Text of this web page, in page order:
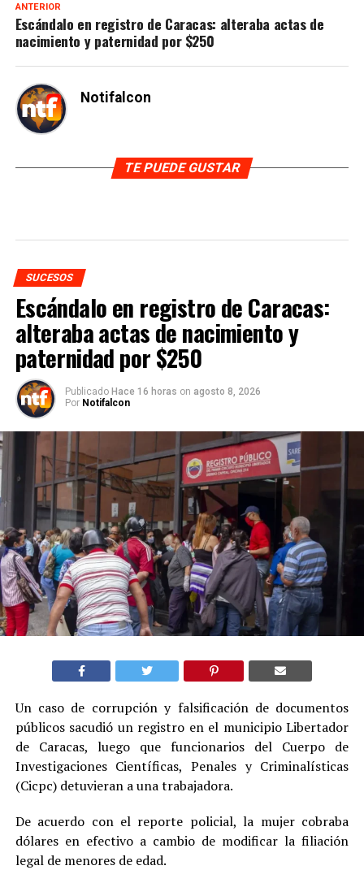
ANTERIOR
Escándalo en registro de Caracas: alteraba actas de
nacimiento y paternidad por $250
Notifalcon
TE PUEDE GUSTAR
SUCESOS
Escándalo en registro de Caracas:
alteraba actas de nacimiento y
paternidad por $250
Publicado Hace 16 horas on agosto 8, 2026
Por Notifalcon
Un caso de corrupción y falsificación de documentos
públicos sacudió un registro en el municipio Libertador
de Caracas, luego que funcionarios del Cuerpo de
Investigaciones Científicas, Penales y Criminalísticas
(Cicpc) detuvieran a una trabajadora.
De acuerdo con el reporte policial, la mujer cobraba
dólares en efectivo a cambio de modificar la filiación
legal de menores de edad.